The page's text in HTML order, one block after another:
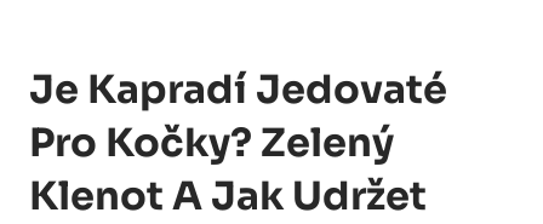
Je Kapradí Jedovaté
Pro Kočky? Zelený
Klenot A Jak Udržet